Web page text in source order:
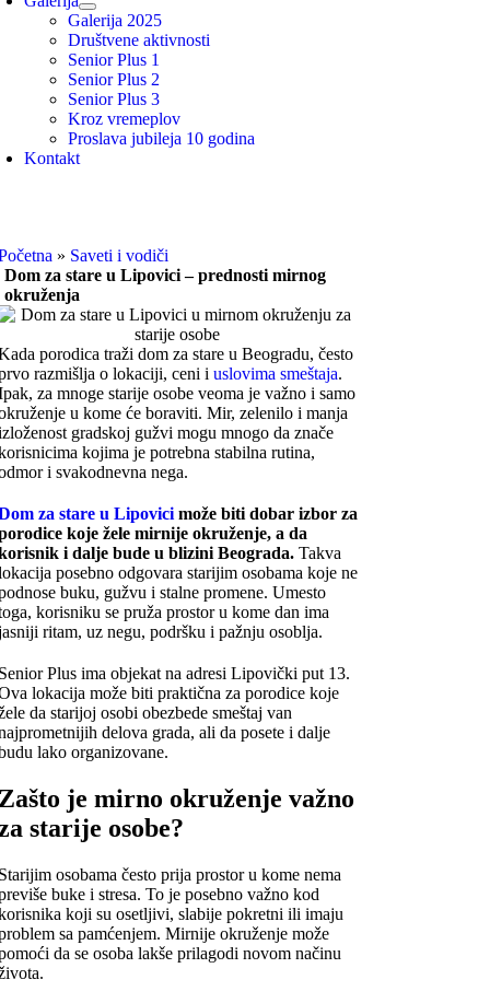
Galerija 2025
Društvene aktivnosti
Senior Plus 1
Senior Plus 2
Senior Plus 3
Kroz vremeplov
Proslava jubileja 10 godina
Kontakt
» Saveti i vodiči
Dom za stare u Lipovici – prednosti mirnog
okruženja
porodica traži dom za stare u Beogradu, često
razmišlja o lokaciji, ceni i uslovima smeštaja.
za mnoge starije osobe veoma je važno i samo
u kome će boraviti. Mir, zelenilo i manja
gradskoj gužvi mogu mnogo da znače
kojima je potrebna stabilna rutina,
i svakodnevna nega.
za stare u Lipovicimože biti dobar izbor za
koje žele mirnije okruženje, a da
i dalje bude u blizini Beograda.Takva
posebno odgovara starijim osobama koje ne
buku, gužvu i stalne promene. Umesto
korisniku se pruža prostor u kome dan ima
ritam, uz negu, podršku i pažnju osoblja.
Plus ima objekat na adresi Lipovički put 13.
lokacija može biti praktična za porodice koje
da starijoj osobi obezbede smeštaj van
delova grada, ali da posete i dalje
lako organizovane.
je mirno okruženje važno
starije osobe?
osobama često prija prostor u kome nema
buke i stresa. To je posebno važno kod
koji su osetljivi, slabije pokretni ili imaju
sa pamćenjem. Mirnije okruženje može
da se osoba lakše prilagodi novom načinu